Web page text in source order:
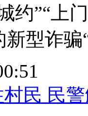
约”“上
型诈骗
村民 民